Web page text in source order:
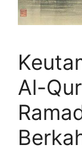
Al-